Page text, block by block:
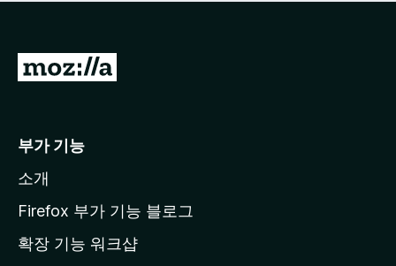
점
습
니
M
l
a
페
부가 기능
소개
Firefox 부가 기능 블로그
확장 기능 워크샵